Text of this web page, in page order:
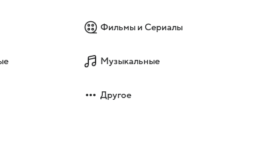
Фильмы и Сериалы
Музыкальные
Другое